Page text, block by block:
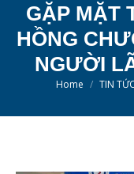
GẶP MẶT
HỒNG
NGƯỜI
You are here:
Home TIN TỨC